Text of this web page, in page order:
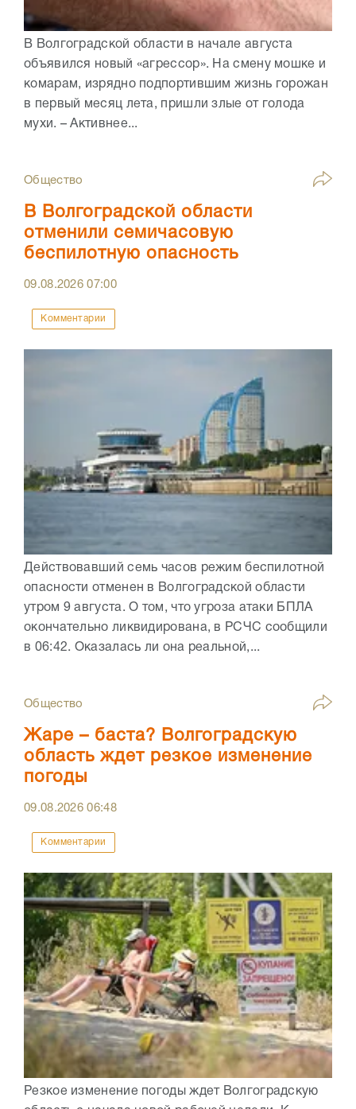
В Волгоградской области в начале августа
объявился новый «агрессор». На смену мошке и
комарам, изрядно подпортившим жизнь горожан
в первый месяц лета, пришли злые от голода
мухи. – Активнее...
Общество
В Волгоградской области
отменили семичасовую
беспилотную опасность
09.08.202607:00
Комментарии
Действовавший семь часов режим беспилотной
опасности отменен в Волгоградской области
утром 9 августа. О том, что угроза атаки БПЛА
окончательно ликвидирована, в РСЧС сообщили
в 06:42. Оказалась ли она реальной,...
Общество
Жаре – баста? Волгоградскую
область ждет резкое изменение
погоды
09.08.202606:48
Комментарии
Резкое изменение погоды ждет Волгоградскую